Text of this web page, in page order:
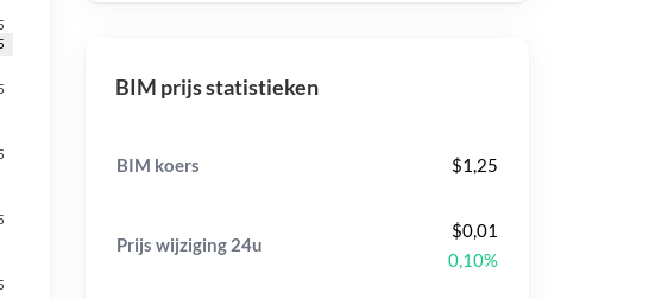
BIM prijs statistieken
BIM koers $1,25
Prijs wijziging 24u
$0,01
0,10%